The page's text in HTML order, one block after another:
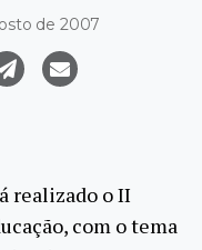
de 2007
realizado o II
com o tema